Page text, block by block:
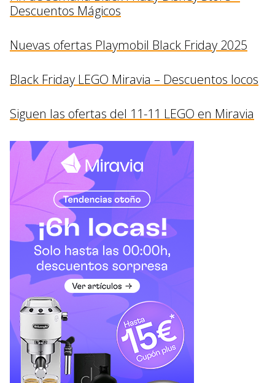
Descuentos Mágicos
Nuevas ofertas Playmobil Black Friday 2025
Black Friday LEGO Miravia – Descuentos locos
Siguen las ofertas del 11-11 LEGO en Miravia